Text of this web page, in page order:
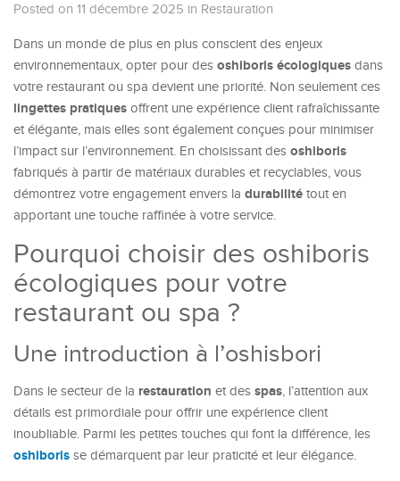
Posted on 11 décembre 2025 in Restauration
Dans un monde de plus en plus conscient des enjeux
environnementaux, opter pour des oshiboris écologiques dans
votre restaurant ou spa devient une priorité. Non seulement ces
lingettes pratiques offrent une expérience client rafraîchissante
et élégante, mais elles sont également conçues pour minimiser
l’impact sur l’environnement. En choisissant des oshiboris
fabriqués à partir de matériaux durables et recyclables, vous
démontrez votre engagement envers la durabilité tout en
apportant une touche raffinée à votre service.
Pourquoi choisir des oshiboris
écologiques pour votre
restaurant ou spa ?
Une introduction à l’oshisbori
Dans le secteur de la restauration et des spas, l’attention aux
détails est primordiale pour offrir une expérience client
inoubliable. Parmi les petites touches qui font la différence, les
oshiboris se démarquent par leur praticité et leur élégance.